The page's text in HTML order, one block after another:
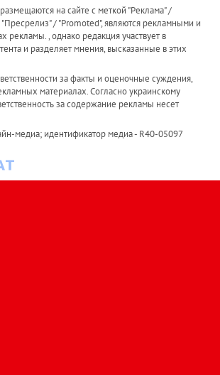
на сайте с меткой "Реклама" /
/ "Promoted", являются рекламными и
рекламы. , однако редакция участвует в
и разделяет мнения, высказанные в этих
за факты и оценочные суждения,
материалах. Согласно украинскому
за содержание рекламы несет
медиа; идентификатор медиа - R40-05097